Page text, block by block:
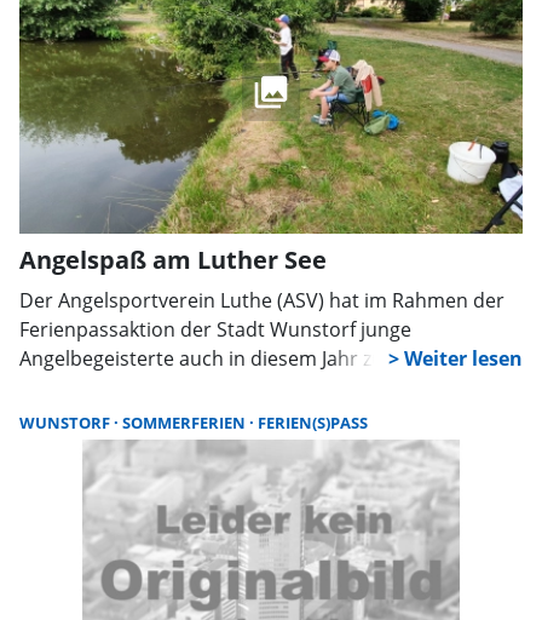
Wunschliste für ein individuelles Ferienprogramm
zusammenzustellen. Wem kein Internetzugang zur
Verfügung steht oder wer Probleme bei der Erstellung
der Wunschliste hat, bekommt unter den
Telefonnummern 05751/403-420 und 05751 403-961
Unterstützung.
Angelspaß am Luther See
Der Angelsportverein Luthe (ASV) hat im Rahmen der
Ferienpassaktion der Stadt Wunstorf junge
Angelbegeisterte auch in diesem Jahr zu einem
Luthe eingeladen und das mit großem Erfolg.
WUNSTORF SOMMERFERIEN FERIEN(S)PASS